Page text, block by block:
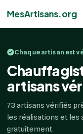
MesArtisans.org
Chaque artisan est
artisans
73 artisans vérifiés
les réalisations et
gratuitement.